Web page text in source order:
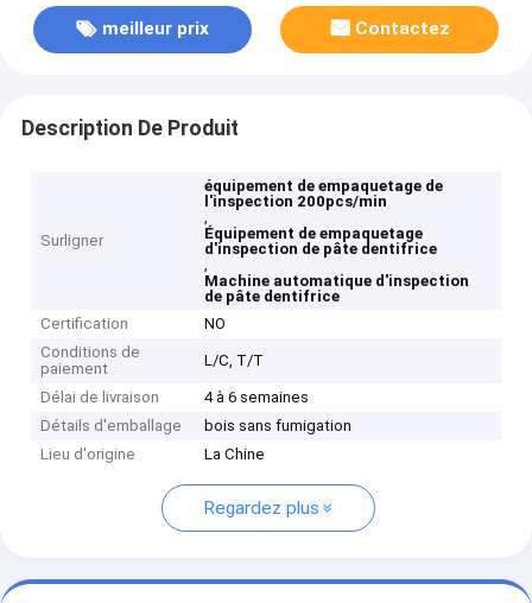
meilleur prix Contactez
Description De Produit
Surligner
équipement de empaquetage de
l'inspection 200pcs/min
,
Équipement de empaquetage
d'inspection de pâte dentifrice
,
Machine automatique d'inspection
de pâte dentifrice
Certification
NO
Conditions de
paiement
L/C, T/T
Délai de livraison
4 à 6 semaines
Détails d'emballage
bois sans fumigation
Lieu d'origine
La Chine
Regardez plus